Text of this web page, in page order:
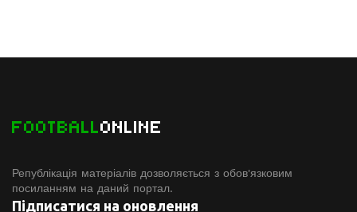
FOOTBALLONLINE
Републікація матеріалів дозволяється з обов'язковим
посиланням на даний портал.
Підписатися на оновлення